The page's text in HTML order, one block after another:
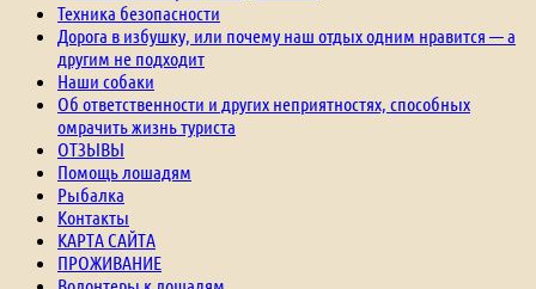
Техника безопасности
Дорога в избушку, или почему наш отдых одним нравится — а
другим не подходит
Наши собаки
Об ответственности и других неприятностях, способных
омрачить жизнь туриста
ОТЗЫВЫ
Помощь лошадям
Рыбалка
Контакты
КАРТА САЙТА
ПРОЖИВАНИЕ